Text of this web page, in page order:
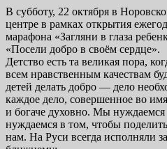
В субботу, 22 октября в
центре в рамках открытия
марафона «Загляни в глаза
«Посели добро в своём сердце».
Детство есть та великая пора,
всем нравственным качествам
детей делать добро — дело
каждое дело, совершенное во
и богаче духовно. Мы
нуждаемся в том, чтобы
нам. На Руси всегда исполняли